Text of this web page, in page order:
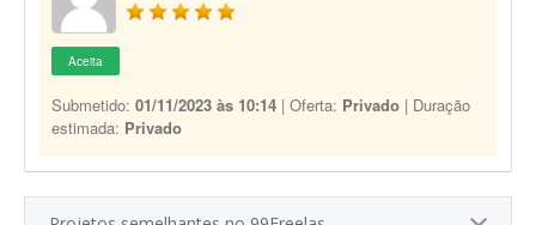
Aceita
Submetido: 01/11/2023 às 10:14 | Oferta: Privado | Duração
estimada: Privado